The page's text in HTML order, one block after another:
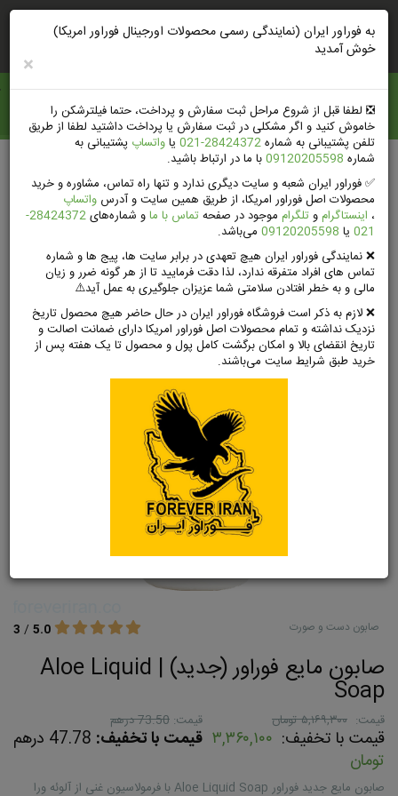
به فوراور ایران (نمایندگی رسمی محصولات اورجینال فوراور امریکا)
خوش آمدید
×
❎️ لطفا قبل از شروع مراحل ثبت سفارش و پرداخت، حتما فیلترشکن را
خاموش کنید و اگر مشکلی در ثبت سفارش یا پرداخت داشتید لطفا از طریق
تلفن پشتیبانی به شماره28424372-021 یاواتساپ پشتیبانی به
شماره 09120205598با ما در ارتباط باشید.
✅ فوراور ایران شعبه و سایت دیگری ندارد و تنها راه تماس، مشاوره و خرید
محصولات اصل فوراور امریکا، از طریق همین سایت و آدرس واتساپ
، اینستاگرامو تلگرام موجود در صفحه تماس با ماو شماره‌های
28424372-
021 یا 09120205598 می‌باشد.
❌ نمایندگی فوراور ایران هیچ تعهدی در برابر سایت ها، پیج ها و شماره
تماس های افراد متفرقه ندارد، لذا دقت فرمایید تا از هر گونه ضرر و زیان
مالی و به خطر افتادن سلامتی شما عزیزان جلوگیری به عمل آید⚠️
❌ لازم به ذکر است فروشگاه فوراور ایران در حال حاضر هیچ محصول تاریخ
نزدیک نداشته و تمام محصولات اصل فوراور امریکا دارای ضمانت اصالت و
تاریخ انقضای بالا و امکان برگشت کامل پول و محصول تا یک هفته پس از
خرید طبق شرایط سایت می‌باشند.
صفحه اصلی
محصولات فوراور لیوینگ امریکا
مراقبت‌های شخصی فوراورلیوینگ
صابون مایع فوراور (جدید) | Aloe Liquid Soap
5.0
/
3 صابون دست و صورت
صابون مایع فوراور (جدید) | Aloe Liquid
Soap
قیمت: 73.50 درهم
قیمت با تخفیف: 47.78 درهم
قیمت: ۵,۱۶۹,۳۰۰ تومان
قیمت با تخفیف: ۳,۳۶۰,۱۰۰
تومان
صابون مایع جدید فوراور Aloe Liquid Soap با فرمولاسیون غنی از آلوئه ورا